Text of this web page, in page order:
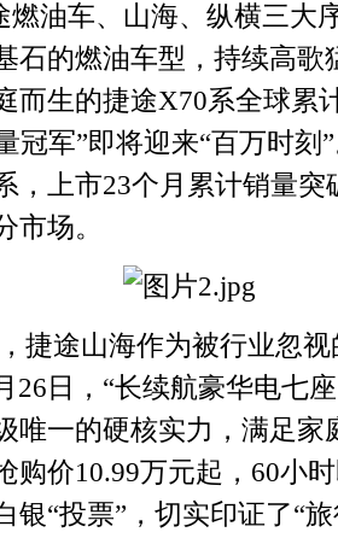
燃油车、山海、纵横三大
石的燃油车型，持续高歌
而生的捷途X70系全球累
冠军”即将迎来“百万时刻
，上市23个月累计销量突
市场。
捷途山海作为被行业忽视
26日，“长续航豪华电七
唯一的硬核实力，满足家
购价10.99万元起，60小
银“投票”，切实印证了“